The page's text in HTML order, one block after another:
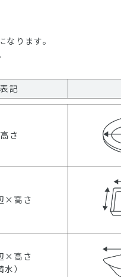
ります。
記
さ
×高さ
×高さ
）